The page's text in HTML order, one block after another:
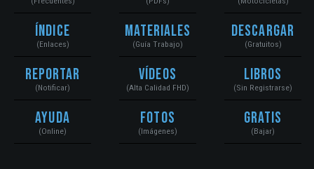
Índice
(Enlaces)
Reportar
(Notificar)
Ayuda
(Online)
Materiales
(Guía Trabajo)
Vídeos
(Alta Calidad FHD)
Fotos
(Imágenes)
Descargar
(Gratuitos)
Libros
(Sin Registrarse)
Gratis
(Bajar)